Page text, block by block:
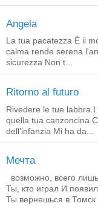
Angela
La tua pacatezza É il
calma rende serena
sicurezza Non t...
Ritorno al futuro
Rivedere le tue labbra
quella tua canzoncina
dell’infanzia Mi ha da...
Мечта
возможно, всего
Ты, кто играл И
Ты вернешься в Томск